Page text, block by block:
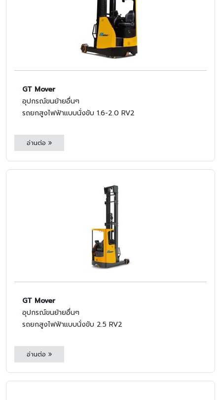
GT Mover
อุปกรณ์ขนย้ายอื่นๆ
รถยกสูงไฟฟ้าแบบนั่งขับ 1.6-2.0 RV2
อ่านต่อ
GT Mover
อุปกรณ์ขนย้ายอื่นๆ
รถยกสูงไฟฟ้าแบบนั่งขับ 2.5 RV2
อ่านต่อ